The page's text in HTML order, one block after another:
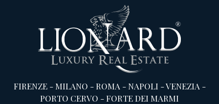
FIRENZE-MILANO -ROMA -NAPOLI -VENEZIA -
PORTO CERVO -FORTE DEI MARMI